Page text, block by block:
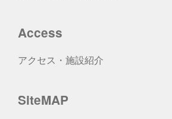
Access
アクセス・施設紹介
SiteMAP